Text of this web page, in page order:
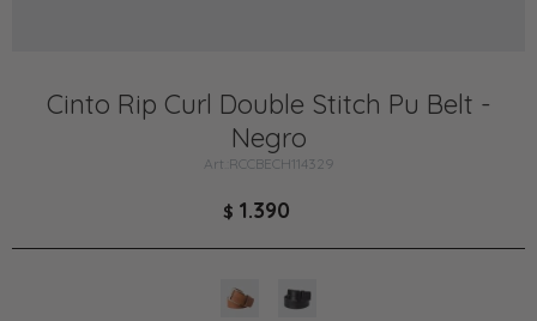
Cinto Rip Curl Double Stitch Pu Belt -
Negro
RCCBECH114329
$ 1.390